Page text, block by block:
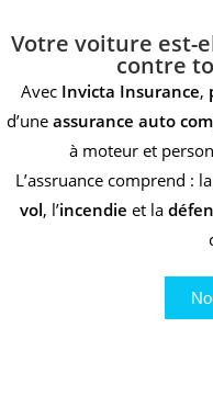
Votre voiture est-
contre
Avec Invicta Insurance,
d’une assurance auto
à moteur et
L’assruance comprend : la
vol, l’incendie et la